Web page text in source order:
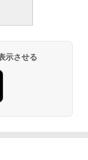
示させる